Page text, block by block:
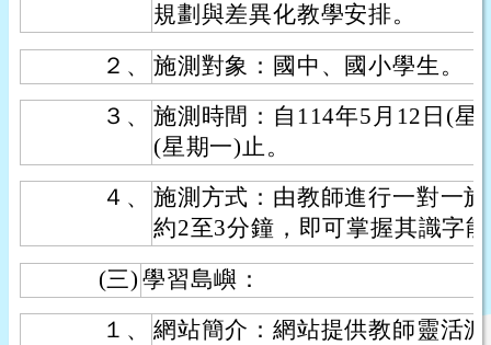
規劃與差異化教學安排。
２、
施測對象：國中、國小學生。
３、
施測時間：自114年5月12日(星
(星期一)止。
４、
施測方式：由教師進行一對一
約2至3分鐘，即可掌握其識字
(三) 學習島嶼：
１、
網站簡介：網站提供教師靈活